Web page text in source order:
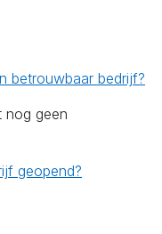
betrouwbaar bedrijf?
nog geen
geopend?